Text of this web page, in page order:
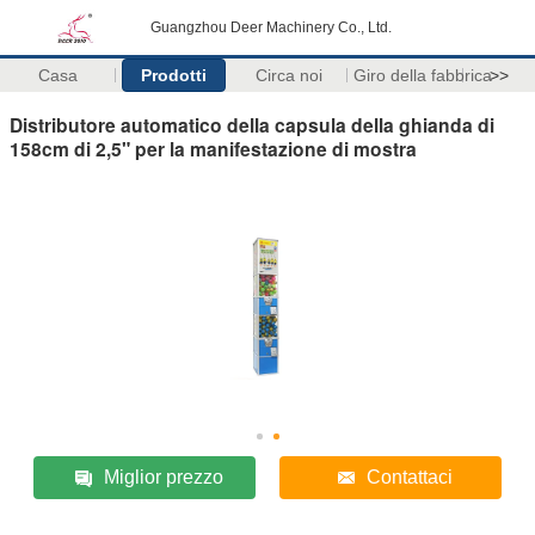
Guangzhou Deer Machinery Co., Ltd.
Casa Prodotti Circa noi Giro della fabbrica>>
Distributore automatico della capsula della ghianda di
158cm di 2,5" per la manifestazione di mostra
Miglior prezzo Contattaci